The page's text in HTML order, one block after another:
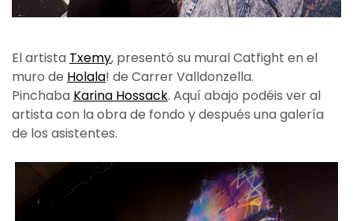
El artista Txemy, presentó su mural Catfight en el
muro de Holala! de Carrer Valldonzella.
Pinchaba Karina Hossack. Aquí abajo podéis ver al
artista con la obra de fondo y después una galería
de los asistentes.